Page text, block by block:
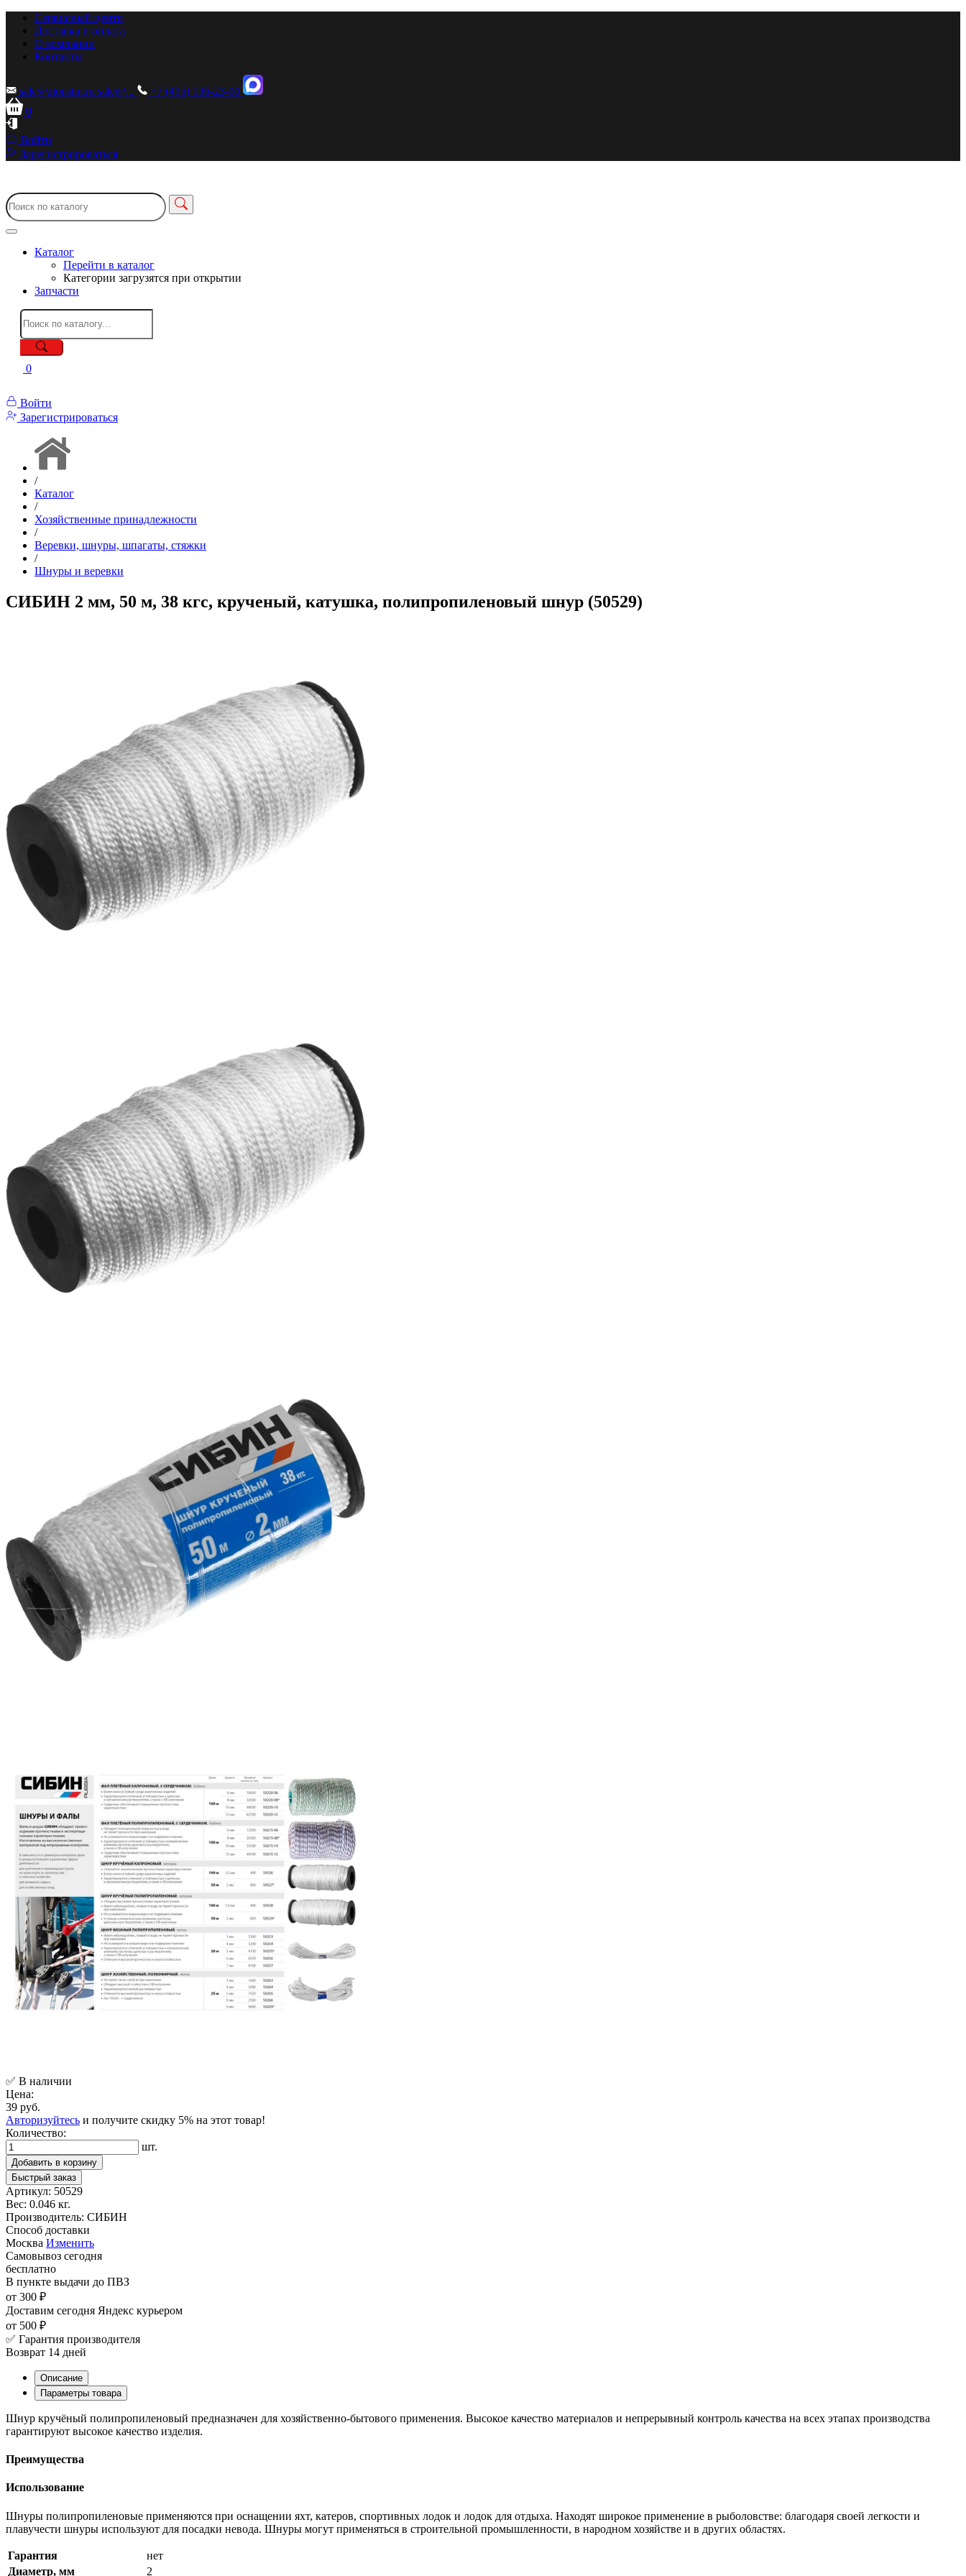
Сервисный центр
Доставка и оплата
О компании
Контакты
sale@zionstm.ru sale@...
+7 (495) 136-23-00
0
Войти
Зарегистрироваться
Каталог
Перейти в каталог
Категории загрузятся при открытии
Запчасти
0
Войти
Зарегистрироваться
/
Каталог
/
Хозяйственные принадлежности
/
Веревки, шнуры, шпагаты, стяжки
/
Шнуры и веревки
СИБИН 2 мм, 50 м, 38 кгс, крученый, катушка, полипропиленовый шнур (50529)
✅ В наличии
Цена:
39 руб.
Авторизуйтесь и получите скидку 5% на этот товар!
Количество:
шт.
Добавить в корзину
Быстрый заказ
Артикул: 50529
Вес: 0.046 кг.
Производитель: СИБИН
Способ доставки
Москва Изменить
Самовывоз сегодня
бесплатно
В пункте выдачи до ПВЗ
от 300 ₽
Доставим сегодня Яндекс курьером
от 500 ₽
✅ Гарантия производителя
Возврат 14 дней
Описание
Параметры товара
Шнур кручёный полипропиленовый предназначен для хозяйственно-бытового применения. Высокое качество материалов и непрерывный контроль качества на всех этапах производства
гарантируют высокое качество изделия.
Преимущества
Использование
Шнуры полипропиленовые применяются при оснащении яхт, катеров, спортивных лодок и лодок для отдыха. Находят широкое применение в рыболовстве: благодаря своей легкости и
плавучести шнуры используют для посадки невода. Шнуры могут применяться в строительной промышленности, в народном хозяйстве и в других областях.
Гарантия
нет
Диаметр, мм
2